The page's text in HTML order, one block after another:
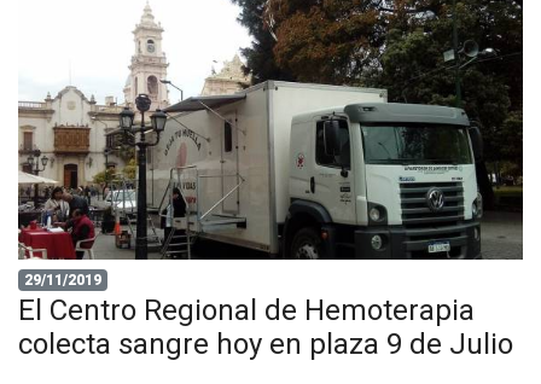
29/11/2019
El Centro Regional de Hemoterapia
colecta sangre hoy en plaza 9 de Julio